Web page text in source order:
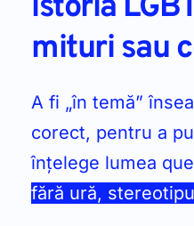
mituri sau
A fi „în temă”
corect, pentru a
fără ură,